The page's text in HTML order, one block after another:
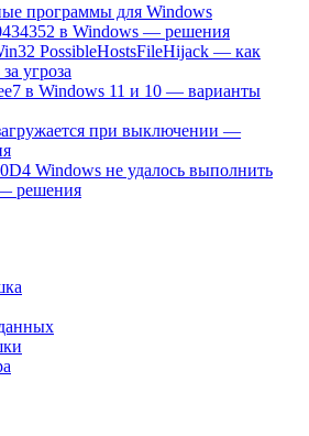
программы для Windows
в Windows — решения
PossibleHostsFileHijack — как
угроза
в Windows 11 и 10 — варианты
при выключении —
Windows не удалось выполнить
решения